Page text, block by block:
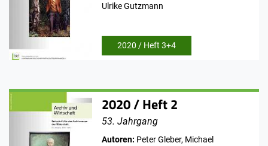
Ulrike Gutzmann
2020 / Heft 3+4
2020 / Heft 2
53. Jahrgang
Autoren: Peter Gleber, Michael